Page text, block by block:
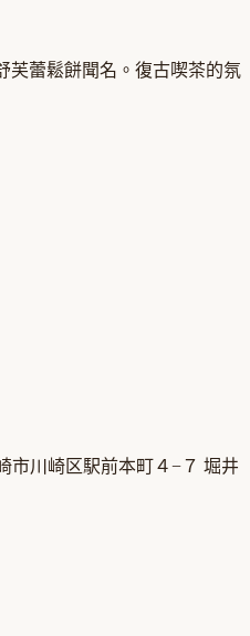
芙蕾鬆餅聞名。復古喫茶的氛
市川崎区駅前本町４−７ 堀井